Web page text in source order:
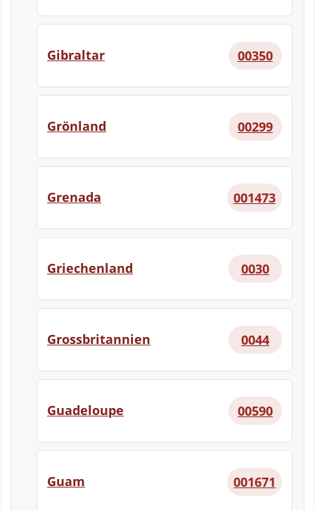
Gibraltar 00350
Grönland 00299
Grenada 001473
Griechenland 0030
Grossbritannien 0044
Guadeloupe 00590
Guam 001671